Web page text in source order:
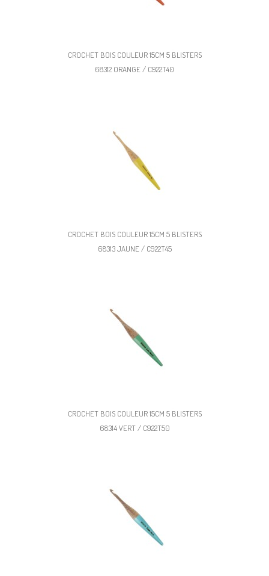
CROCHET BOIS COULEUR 15CM 5 BLISTERS
68312 ORANGE / C922T40
CROCHET BOIS COULEUR 15CM 5 BLISTERS
68313 JAUNE / C922T45
CROCHET BOIS COULEUR 15CM 5 BLISTERS
68314 VERT / C922T50